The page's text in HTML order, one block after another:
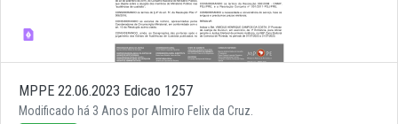
MPPE 22.06.2023 Edicao 1257
Modificado há 3 Anos por Almiro Felix da Cruz.